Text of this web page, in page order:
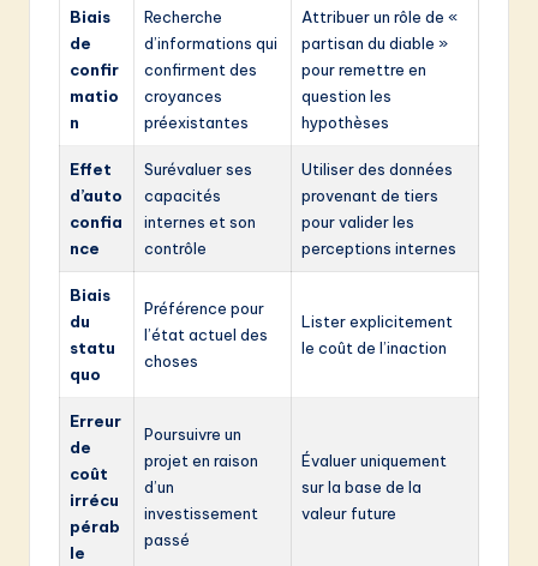
Biais
de
confir
matio
n
Recherche
d’informations qui
confirment des
croyances
préexistantes
Attribuer un rôle de «
partisan du diable »
pour remettre en
question les
hypothèses
Effet
d’auto
confia
nce
Surévaluer ses
capacités
internes et son
contrôle
Utiliser des données
provenant de tiers
pour valider les
perceptions internes
Biais
du
statu
quo
Préférence pour
l’état actuel des
choses
Lister explicitement
le coût de l’inaction
Erreur
de
coût
irrécu
pérab
le
Poursuivre un
projet en raison
d’un
investissement
passé
Évaluer uniquement
sur la base de la
valeur future